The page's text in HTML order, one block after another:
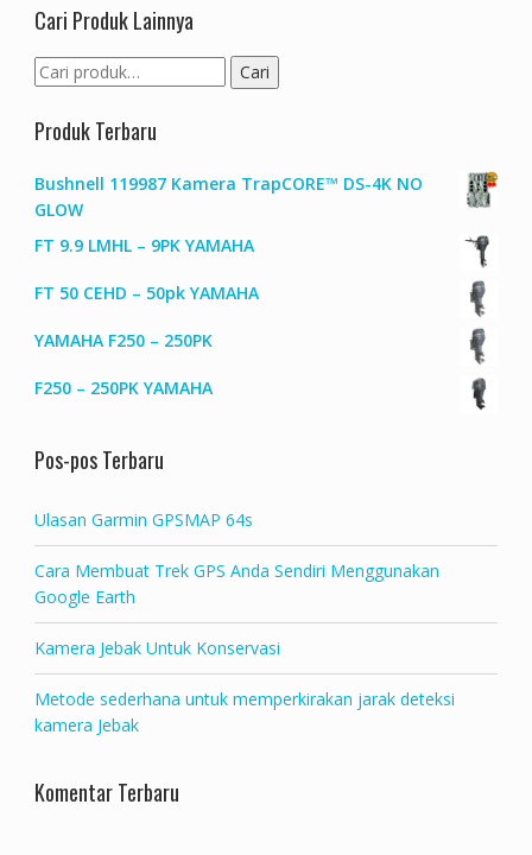
Cari Produk Lainnya
Pencarian
untuk:
Cari
Produk Terbaru
Bushnell 119987 Kamera TrapCORE™ DS-4K NO
GLOW
FT 9.9 LMHL – 9PK YAMAHA
FT 50 CEHD – 50pk YAMAHA
YAMAHA F250 – 250PK
F250 – 250PK YAMAHA
Pos-pos Terbaru
Ulasan Garmin GPSMAP 64s
Cara Membuat Trek GPS Anda Sendiri Menggunakan
Google Earth
Kamera Jebak Untuk Konservasi
Metode sederhana untuk memperkirakan jarak deteksi
kamera Jebak
Komentar Terbaru